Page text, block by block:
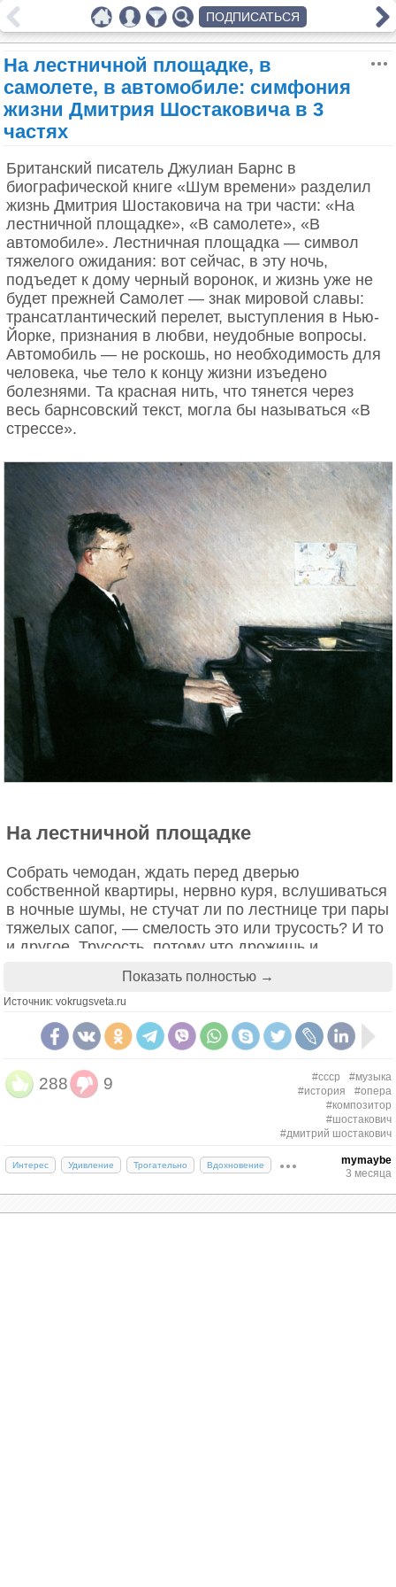
На лестничной площадке, в
самолете, в автомобиле: симфония
жизни Дмитрия Шостаковича в 3
частях
Британский писатель Джулиан Барнс в
биографической книге «Шум времени» разделил
жизнь Дмитрия Шостаковича на три части: «На
лестничной площадке», «В самолете», «В
автомобиле». Лестничная площадка — символ
тяжелого ожидания: вот сейчас, в эту ночь,
подъедет к дому черный воронок, и жизнь уже не
будет прежней Самолет — знак мировой славы:
трансатлантический перелет, выступления в Нью-
Йорке, признания в любви, неудобные вопросы.
Автомобиль — не роскошь, но необходимость для
человека, чье тело к концу жизни изъедено
болезнями. Та красная нить, что тянется через
весь барнсовский текст, могла бы называться «В
стрессе».
На лестничной площадке
Собрать чемодан, ждать перед дверью
собственной квартиры, нервно куря, вслушиваться
в ночные шумы, не стучат ли по лестнице три пары
тяжелых сапог, — смелость это или трусость? И то
и другое. Трусость, потому что дрожишь и
дрожь лишь сильнее. Смелость — потому что
спасаешь родных от унизительного зрелища, как
тебя вытаскивают прямо из постели и забирают
навсегда. Тридцатилетний Дмитрий Шостакович
храбрец. Независимо от ответа, чемодан он
собирал и на площадку ночами выходил. После
«Сумбура вместо музыки» прийти за ним были
26 января 1936 года постановку оперы «Леди
Показать полностью →
Источник: vokrugsveta.ru
288 9 #ссср
#музыка
#история
#опера
#композитор
#шостакович
#дмитрий шостакович
Интерес Удивление Трогательно Вдохновение
mymaybe
3 месяца
ПОДПИСАТЬСЯ